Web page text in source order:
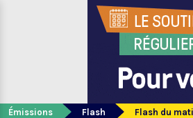
Émissions Flash Flash du